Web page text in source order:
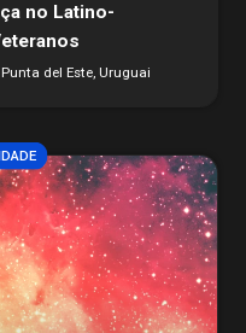
no Latino-
del Este, Uruguai